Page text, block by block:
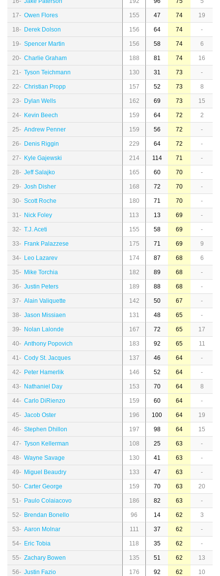
17- Owen Flores 155 47 74 19
18- Derek Dolson 156 64 74 -
19- Spencer Martin 156 58 74 6
20- Charlie Graham 188 81 74 16
21- Tyson Teichmann 130 31 73 -
22- Christian Propp 157 52 73 8
23- Dylan Wells 162 69 73 15
24- Kevin Beech 159 64 72 2
25- Andrew Penner 159 56 72 -
26- Denis Riggin 229 64 72 -
27- Kyle Gajewski 214 114 71 -
28- Jeff Salajko 165 60 70 -
29- Josh Disher 168 72 70 -
30- Scott Roche 180 71 70 -
31- Nick Foley 113 13 69 -
32- T.J. Aceti 155 58 69 -
33- Frank Palazzese 175 71 69 9
34- Leo Lazarev 174 87 68 6
35- Mike Torchia 182 89 68 -
36- Justin Peters 189 88 68 -
37- Alain Valiquette 142 50 67 -
38- Jason Missiaen 131 48 65 -
39- Nolan Lalonde 167 72 65 17
40- Anthony Popovich 183 92 65 11
41- Cody St. Jacques 137 46 64 -
42- Peter Hamerlik 146 52 64 -
43- Nathaniel Day 153 70 64 8
44- Carlo DiRienzo 159 60 64 -
45- Jacob Oster 196 100 64 19
46- Stephen Dhillon 197 98 64 15
47- Tyson Kellerman 108 25 63 -
48- Wayne Savage 130 41 63 -
49- Miguel Beaudry 133 47 63 -
50- Carter George 159 70 63 20
51- Paulo Colaiacovo 186 82 63 -
52- Brendan Bonello 96 14 62 3
53- Aaron Molnar 111 37 62 -
54- Eric Tobia 118 35 62 -
55- Zachary Bowen 135 51 62 13
56- Justin Fazio 176 92 62 10